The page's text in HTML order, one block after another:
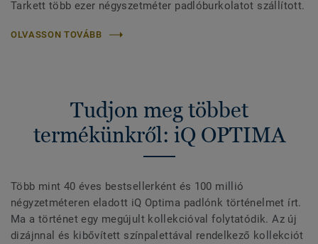
Tarkett több ezer négyszetméter padlóburkolatot szállított.
OLVASSON TOVÁBB
Tudjon meg többet
termékünkről: iQ OPTIMA
Több mint 40 éves bestsellerként és 100 millió
négyzetméteren eladott iQ Optima padlónk történelmet írt.
Ma a történet egy megújult kollekcióval folytatódik. Az új
dizájnnal és kibővített színpalettával rendelkező kollekciót